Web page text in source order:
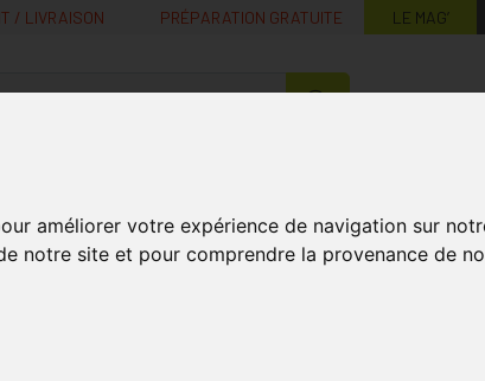
améliorer votre expérience de navigation sur
notre site et pour comprendre la provenance de
/ LIVRAISON PRÉPARATION GRATUITE LE MAG’
ma santé, mes conseils, mes prix
Dermoscent Essential 6 Spot-on Cheval Pipet 4x30ml
on Cheval Pipet